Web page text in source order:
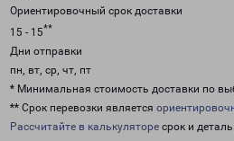
Ориентировочный срок доставки
15 - 15**
Дни отправки
пн, вт, ср, чт, пт
* Минимальная стоимость доставки по
** Срок перевозки является
Рассчитайте в калькуляторе срок и